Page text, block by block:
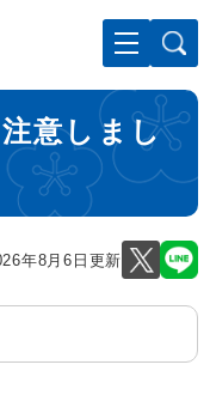
へ
意しまし
年8月6日更新